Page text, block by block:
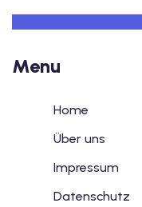
Menu
Home
Über uns
Impressum
Datenschutz